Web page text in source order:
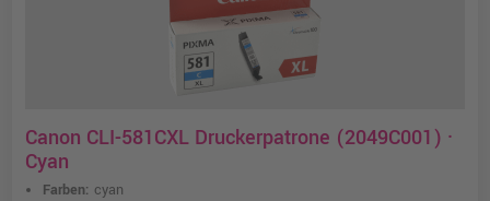
Canon CLI-581CXL Druckerpatrone (2049C001) ·
Cyan
Farben: cyan